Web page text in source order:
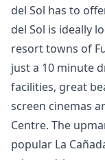
del Sol has to
del Sol is ideally
resort towns of
just a 10 minute
facilities, great
screen cinemas
Centre. The
popular ‌La